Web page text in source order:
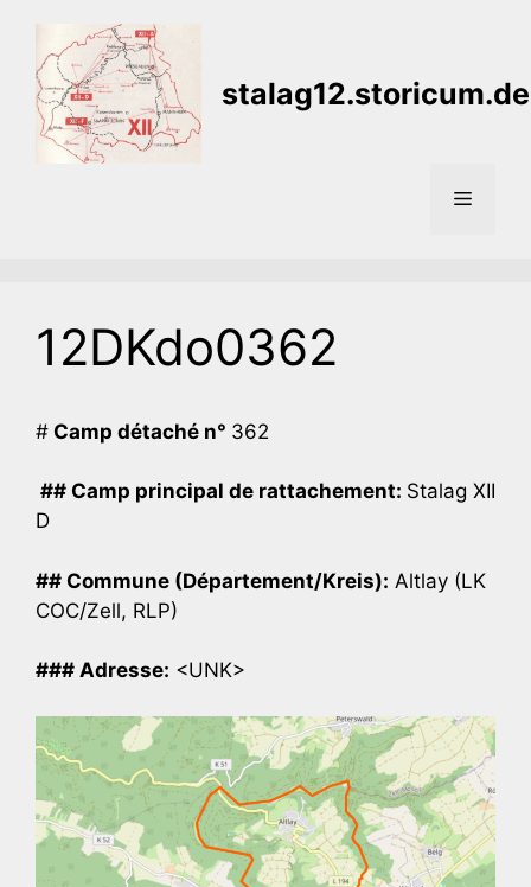
contenu
stalag12.storicum.de
Menu
12DKdo0362
# Camp détaché n° 362
## Camp principal de rattachement: Stalag XII
D
## Commune (Département/Kreis): Altlay (LK
COC/Zell, RLP)
### Adresse: <UNK>